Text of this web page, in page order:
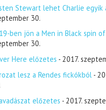
Stewart lehet Charlie egyik
30.
ben jön a Men in Black spin
30.
Here előzetes - 2017.
lesz a Rendes fickókból -
előzetes - 2017.